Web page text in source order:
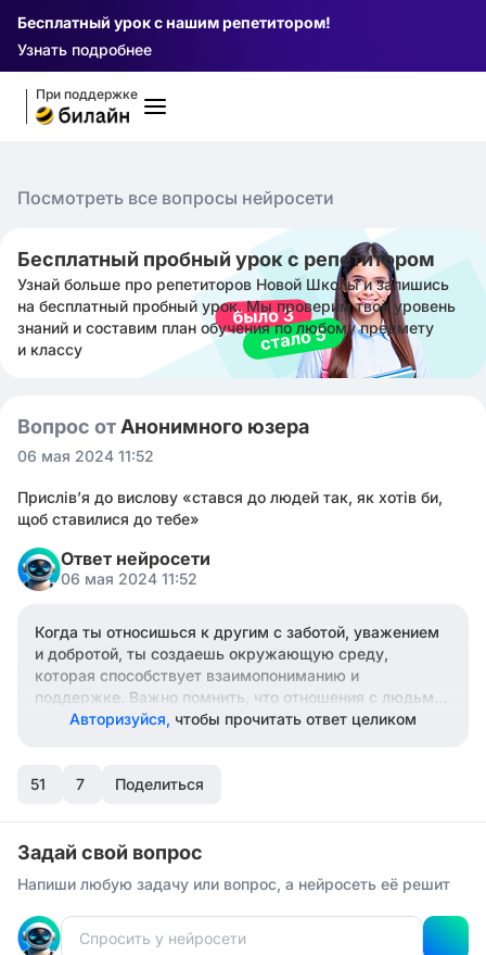
Бесплатный урок с нашим репетитором!
Узнать подробнее
При поддержке
Посмотреть все вопросы нейросети
Бесплатный пробный урок с репетитором
Узнай больше про репетиторов Новой Школы и запишись
на бесплатный пробный урок. Мы проверим твой уровень
знаний и составим план обучения по любому предмету
и классу
Вопрос от Анонимного юзера
06 мая 2024 11:52
Прислівʼя до вислову «стався до людей так, як хотів би,
щоб ставилися до тебе»
Ответ нейросети
06 мая 2024 11:52
Когда ты относишься к другим с заботой, уважением
и добротой, ты создаешь окружающую среду,
которая способствует взаимопониманию и
поддержке. Важно помнить, что отношения с людьми
строятся на взаимности и уважении каждого
уважениями, с которыми вы хотите быть относимы
Авторизуйся, чтобы прочитать ответ целиком
51 7 Поделиться
Задай свой вопрос
Напиши любую задачу или вопрос, а нейросеть её решит